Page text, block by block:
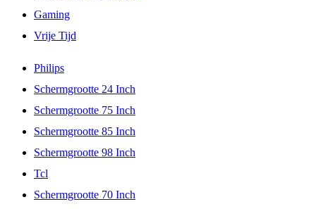
Gaming
Vrije Tijd
Philips
Schermgrootte 24 Inch
Schermgrootte 75 Inch
Schermgrootte 85 Inch
Schermgrootte 98 Inch
Tcl
Schermgrootte 70 Inch